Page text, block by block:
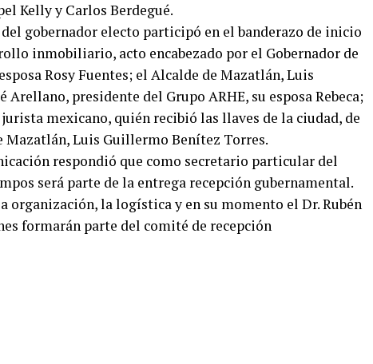
Kelly y Carlos Berdegué.
gobernador electo participó en el banderazo de inicio
inmobiliario, acto encabezado por el Gobernador de
Rosy Fuentes; el Alcalde de Mazatlán, Luis
presidente del Grupo ARHE, su esposa Rebeca;
mexicano, quién recibió las llaves de la ciudad, de
Luis Guillermo Benítez Torres.
respondió que como secretario particular del
será parte de la entrega recepción gubernamental.
organización, la logística y en su momento el Dr. Rubén
formarán parte del comité de recepción